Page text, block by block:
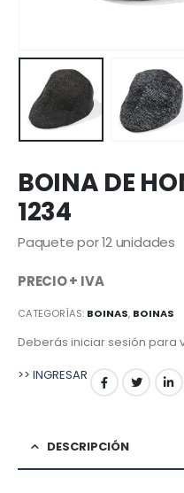
BOINA DE
1234
Paquete por 12 unidades
PRECIO + IVA
CATEGORÍAS: BOINAS, BOINAS
Deberás iniciar sesión
>> INGRESAR
DESCRIPCIÓN